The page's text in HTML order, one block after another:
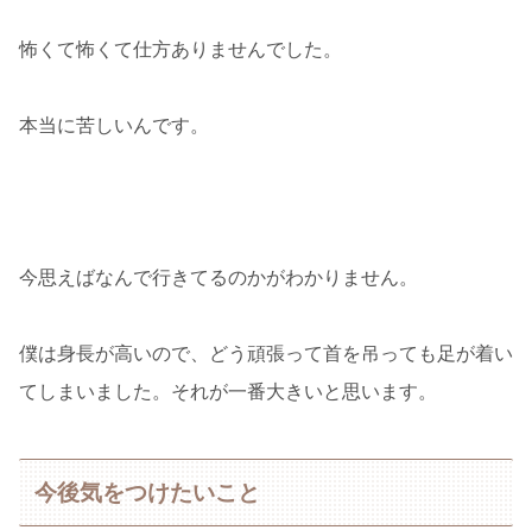
怖くて怖くて仕方ありませんでした。
本当に苦しいんです。
今思えばなんで行きてるのかがわかりません。
僕は身長が高いので、どう頑張って首を吊っても足が着い
てしまいました。それが一番大きいと思います。
今後気をつけたいこと